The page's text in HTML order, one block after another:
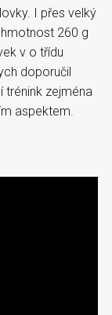
I přes velký
260 g
v o třídu
doporučil
trénink zejména
aspektem.